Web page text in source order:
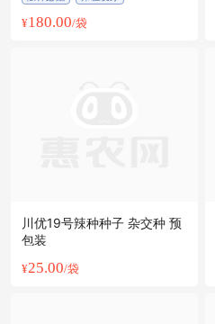
¥180.00/袋
川优19号辣种种子 杂交种 预
包装
¥25.00/袋